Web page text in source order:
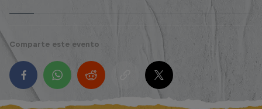
Comparte este evento